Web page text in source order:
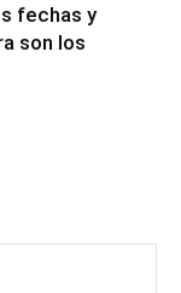
fechas y
son los